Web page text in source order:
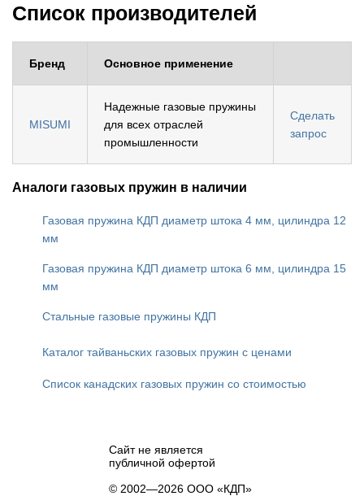
Список производителей
Бренд Основное применение
MISUMI
Надежные газовые пружины
для всех отраслей
промышленности
Сделать
запрос
Аналоги газовых пружин в наличии
Газовая пружина КДП диаметр штока 4 мм, цилиндра 12
мм
Газовая пружина КДП диаметр штока 6 мм, цилиндра 15
мм
Стальные газовые пружины КДП
Каталог тайваньских газовых пружин с ценами
Список канадских газовых пружин со стоимостью
Сайт не является
публичной офертой
© 2002—2026 ООО «КДП»